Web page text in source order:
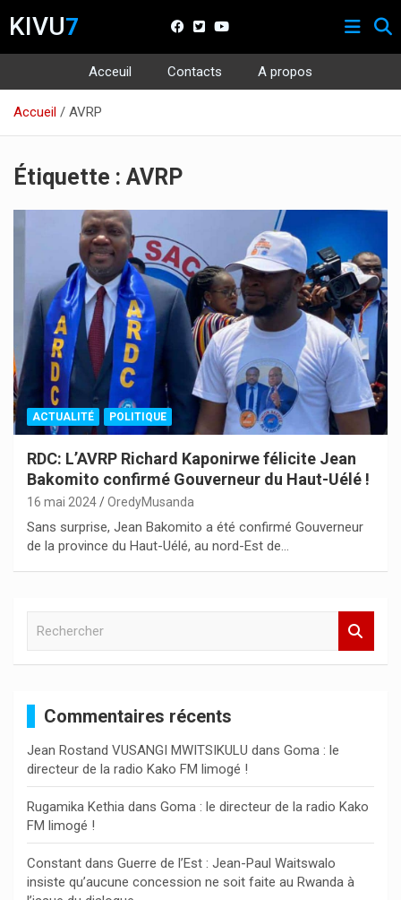
KIVU7
Acceuil Contacts
A propos
contenu
Accueil AVRP
Étiquette : AVRP
ACTUALITÉ POLITIQUE
RDC: L’AVRP Richard Kaponirwe félicite Jean
Bakomito confirmé Gouverneur du Haut-Uélé !
16 mai 2024 OredyMusanda
Sans surprise, Jean Bakomito a été confirmé Gouverneur
de la province du Haut-Uélé, au nord-Est de…
c
h
e
r
Commentaires récents
Jean Rostand VUSANGI MWITSIKULU dans Goma : le
directeur de la radio Kako FM limogé !
Rugamika Kethia dans Goma : le directeur de la radio Kako
FM limogé !
Constant dans Guerre de l’Est : Jean-Paul Waitswalo
insiste qu’aucune concession ne soit faite au Rwanda à